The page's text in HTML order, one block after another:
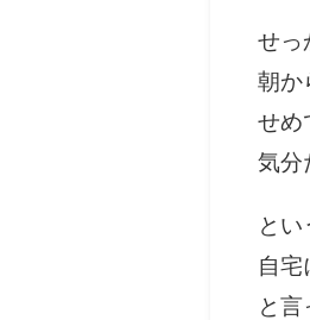
せっ
朝か
せめ
気分
とい
自宅
と